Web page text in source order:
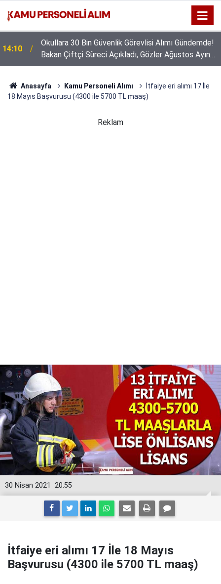
14:10
Okullara 30 Bin Güvenlik Görevlisi Alımı Gündemde!
Bakan Çiftçi Süreci Açıkladı, Gözler Ağustos Ayına
Çevrildi
Anasayfa Kamu Personeli Alımı
İtfaiye eri alımı 17 İle
18 Mayıs Başvurusu (4300 ile 5700 TL maaş)
Reklam
20:55
30 Nisan 2021
İtfaiye eri alımı 17 İle 18 Mayıs
Başvurusu (4300 ile 5700 TL maaş)